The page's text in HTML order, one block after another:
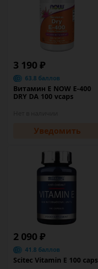
3 190 ₽
63.8 баллов
Витамин Е NOW E-400
DRY DA 100 vcaps
Уведомить
2 090 ₽
41.8 баллов
Scitec Vitamin E 100 caps